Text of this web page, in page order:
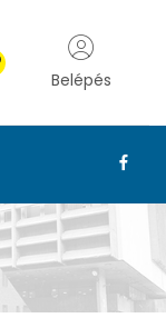
Belépés